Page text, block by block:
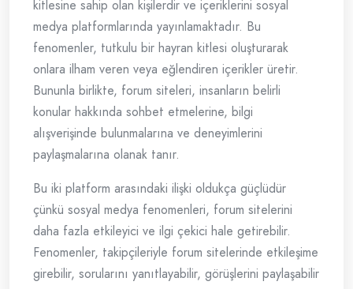
kitlesine sahip olan kişilerdir ve içeriklerini sosyal
medya platformlarında yayınlamaktadır. Bu
fenomenler, tutkulu bir hayran kitlesi oluşturarak
onlara ilham veren veya eğlendiren içerikler üretir.
Bununla birlikte, forum siteleri, insanların belirli
konular hakkında sohbet etmelerine, bilgi
alışverişinde bulunmalarına ve deneyimlerini
paylaşmalarına olanak tanır.
Bu iki platform arasındaki ilişki oldukça güçlüdür
çünkü sosyal medya fenomenleri, forum sitelerini
daha fazla etkileyici ve ilgi çekici hale getirebilir.
Fenomenler, takipçileriyle forum sitelerinde etkileşime
girebilir, sorularını yanıtlayabilir, görüşlerini paylaşabilir